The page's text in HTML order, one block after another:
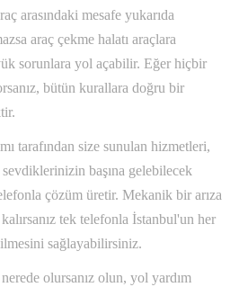
arasındaki mesafe yukarıda
araç çekme halatı araçlara
sorunlara yol açabilir. Eğer hiçbir
bütün kurallara doğru bir
tarafından size sunulan hizmetleri,
başına gelebilecek
çözüm üretir. Mekanik bir arıza
tek telefonla İstanbul'un her
sağlayabilirsiniz.
olursanız olun, yol yardım